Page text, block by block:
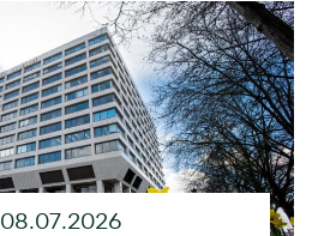
08.07.2026